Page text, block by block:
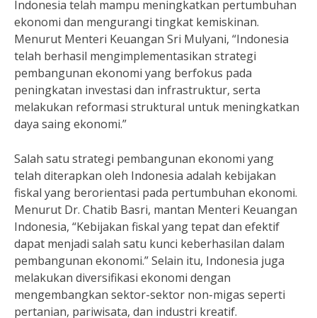
Indonesia telah mampu meningkatkan pertumbuhan
ekonomi dan mengurangi tingkat kemiskinan.
Menurut Menteri Keuangan Sri Mulyani, “Indonesia
telah berhasil mengimplementasikan strategi
pembangunan ekonomi yang berfokus pada
peningkatan investasi dan infrastruktur, serta
melakukan reformasi struktural untuk meningkatkan
daya saing ekonomi.”
Salah satu strategi pembangunan ekonomi yang
telah diterapkan oleh Indonesia adalah kebijakan
fiskal yang berorientasi pada pertumbuhan ekonomi.
Menurut Dr. Chatib Basri, mantan Menteri Keuangan
Indonesia, “Kebijakan fiskal yang tepat dan efektif
dapat menjadi salah satu kunci keberhasilan dalam
pembangunan ekonomi.” Selain itu, Indonesia juga
melakukan diversifikasi ekonomi dengan
mengembangkan sektor-sektor non-migas seperti
pertanian, pariwisata, dan industri kreatif.